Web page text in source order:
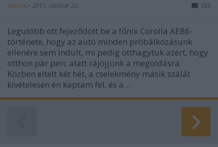
ommm • 2011. október 22. 123
Legutóbb ott fejeződött be a főnix Corolla AE86-
története, hogy az autó minden próbálkozásunk
ellenére sem indult, mi pedig otthagytuk azért, hogy
otthon pár perc alatt rájöjjünk a megoldásra.
Közben eltelt két hét, a cselekmény másik szálát
kivételesen én kaptam fel, és a…